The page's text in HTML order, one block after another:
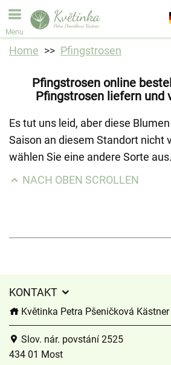
Bestellungen über unseren
entgegen. Der frühestmögliche
11.08.2026 aufgrund von
Menu
Home Pfingstrosen
Pfingstrosen online
Pfingstrosen liefern und
Es tut uns leid, aber diese
Saison an diesem Standort nicht
wählen Sie eine andere Sorte aus.
NACH OBEN SCROLLEN
KONTAKT
Květinka Petra Pšeničková
Slov. nár. povstání 2525
434 01 Most